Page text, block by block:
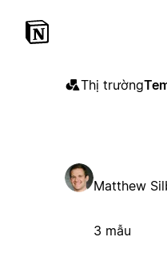
Thị trường
Matthew
3 mẫu